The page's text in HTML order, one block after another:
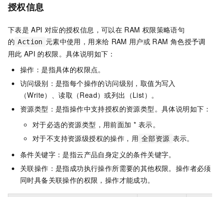
授权信息
下表是 API 对应的授权信息，可以在 RAM 权限策略语句
的 Action 元素中使用，用来给 RAM 用户或 RAM 角色授予调
用此 API 的权限。具体说明如下：
操作：是指具体的权限点。
访问级别：是指每个操作的访问级别，取值为写入
（Write）、读取（Read）或列出（List）。
资源类型：是指操作中支持授权的资源类型。具体说明如下：
对于必选的资源类型，用前面加 * 表示。
对于不支持资源级授权的操作，用 全部资源 表示。
条件关键字：是指云产品自身定义的条件关键字。
关联操作：是指成功执行操作所需要的其他权限。操作者必须
同时具备关联操作的权限，操作才能成功。